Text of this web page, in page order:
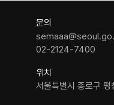
문의
02-2124-7400
위치
서울특별시 종로구 평